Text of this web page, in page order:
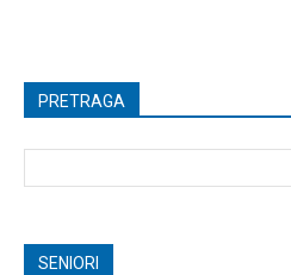
PRETRAGA
SENIORI